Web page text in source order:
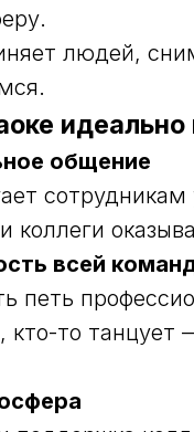
людей,
общение
коллеги
всей
петь
кто-то